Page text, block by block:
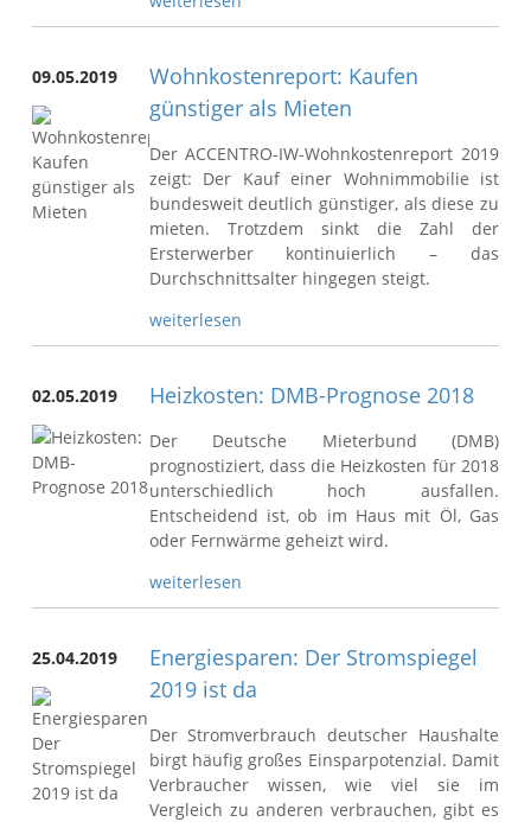
09.05.2019
Wohnkostenreport: Kaufen
günstiger als Mieten
Der ACCENTRO-IW-Wohnkostenreport 2019
zeigt: Der Kauf einer Wohnimmobilie ist
bundesweit deutlich günstiger, als diese zu
mieten. Trotzdem sinkt die Zahl der
Ersterwerber kontinuierlich – das
Durchschnittsalter hingegen steigt.
weiterlesen
02.05.2019 Heizkosten: DMB-Prognose 2018
Der Deutsche Mieterbund (DMB)
prognostiziert, dass die Heizkosten für 2018
unterschiedlich hoch ausfallen.
Entscheidend ist, ob im Haus mit Öl, Gas
oder Fernwärme geheizt wird.
weiterlesen
25.04.2019
Energiesparen: Der Stromspiegel
2019 ist da
Der Stromverbrauch deutscher Haushalte
birgt häufig großes Einsparpotenzial. Damit
Verbraucher wissen, wie viel sie im
Vergleich zu anderen verbrauchen, gibt es